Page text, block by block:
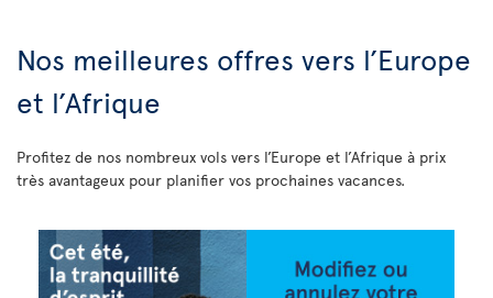
Nos meilleures offres vers l’Europe
et l’Afrique
Profitez de nos nombreux vols vers l’Europe et l’Afrique à prix
très avantageux pour planifier vos prochaines vacances.